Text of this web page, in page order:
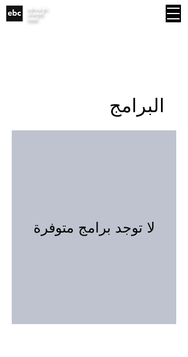
المعمدان
كنيسة
البرامج
لا توجد برامج متوفرة